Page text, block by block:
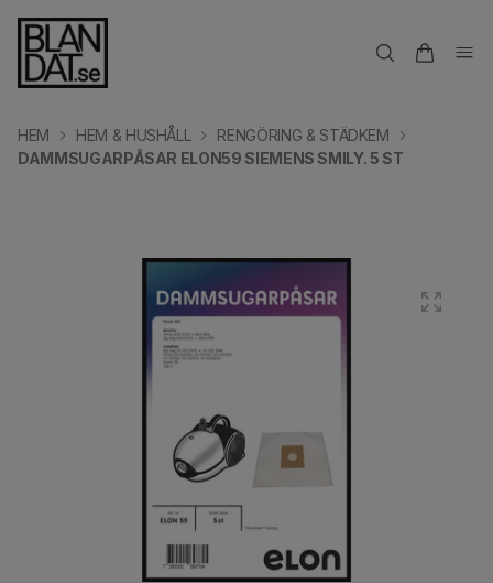
HEM HEM & HUSHÅLL
RENGÖRING & STÄDKEM
DAMMSUGARPÅSAR ELON59 SIEMENS SMILY. 5 ST